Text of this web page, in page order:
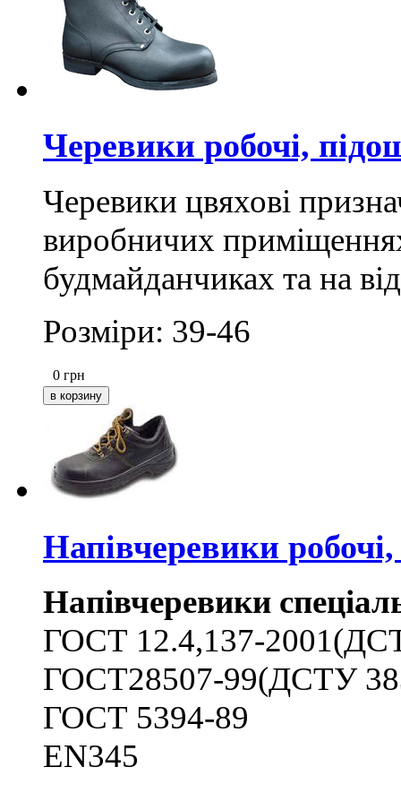
Черевики робочі,
Черевики цвяхові
виробничих
будмайданчиках та на
Розміри: 39-46
0 грн
Напівчеревики
Напівчеревики
ГОСТ 12.4,137-
ГОСТ28507-99(ДСТУ
ГОСТ 5394-89
ЕN345